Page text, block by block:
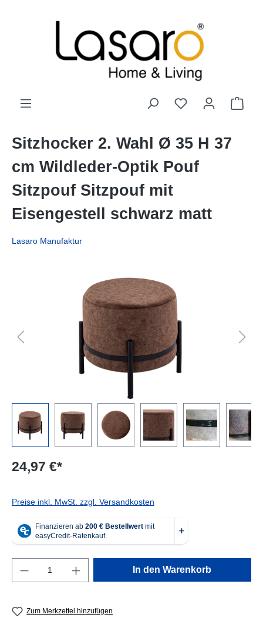
Sitzhocker 2. Wahl Ø 35 H 37
cm Wildleder-Optik Pouf
Sitzpouf Sitzpouf mit
Eisengestell schwarz matt
Lasaro Manufaktur
24,97 €*
Preise inkl. MwSt. zzgl. Versandkosten
Produkt Anzahl: Gib den gewünschten
In den Warenkorb
Zum Merkzettel hinzufügen